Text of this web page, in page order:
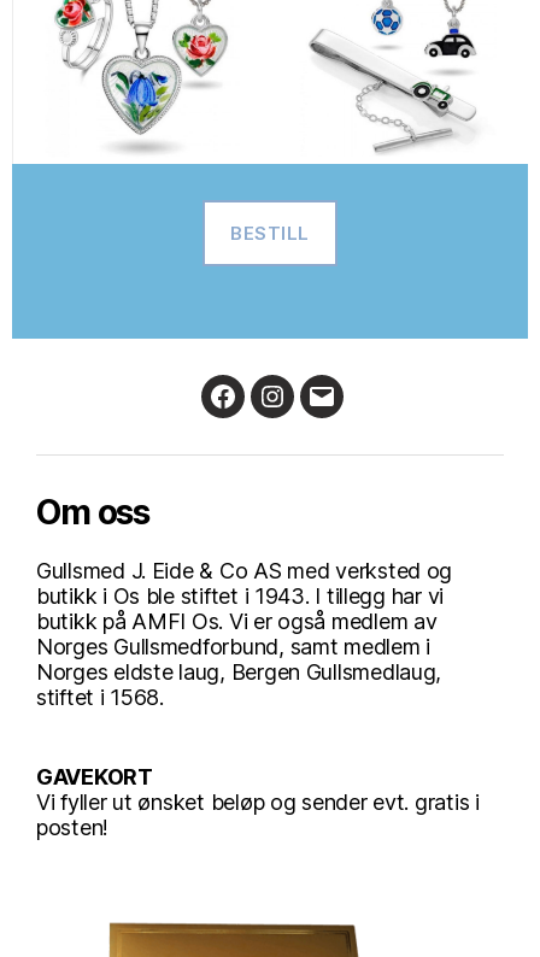
BESTILL
Facebook
Instagram
Email
Om oss
Gullsmed J. Eide & Co AS med verksted og
butikk i Os ble stiftet i 1943. I tillegg har vi
butikk på AMFI Os. Vi er også medlem av
Norges Gullsmedforbund, samt medlem i
Norges eldste laug, Bergen Gullsmedlaug,
stiftet i 1568.
GAVEKORT
Vi fyller ut ønsket beløp og sender evt. gratis i
posten!